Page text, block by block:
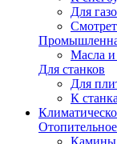
Для
Масла и
Для станков
Для
К
Камины